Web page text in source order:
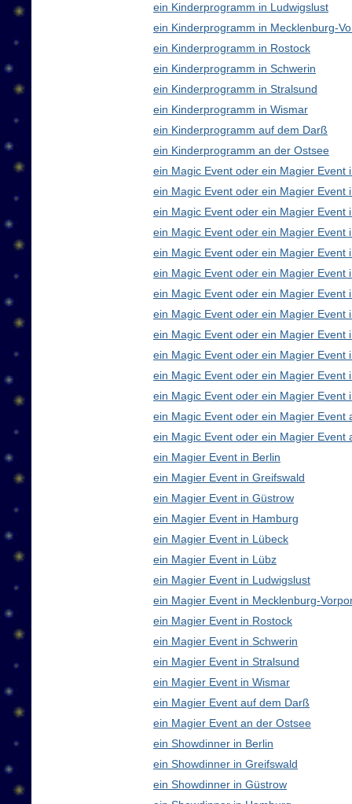
ein Kinderprogramm in Ludwigslust
ein Kinderprogramm in Mecklenburg-
ein Kinderprogramm in Rostock
ein Kinderprogramm in Schwerin
ein Kinderprogramm in Stralsund
ein Kinderprogramm in Wismar
ein Kinderprogramm auf dem Darß
ein Kinderprogramm an der Ostsee
ein Magic Event oder ein Magier Event
ein Magic Event oder ein Magier Event
ein Magic Event oder ein Magier Event
ein Magic Event oder ein Magier Event
ein Magic Event oder ein Magier Event
ein Magic Event oder ein Magier Event
ein Magic Event oder ein Magier Event
ein Magic Event oder ein Magier Event
ein Magic Event oder ein Magier Event
ein Magic Event oder ein Magier Event
ein Magic Event oder ein Magier Event
ein Magic Event oder ein Magier Event
ein Magic Event oder ein Magier Event
ein Magic Event oder ein Magier Event
ein Magier Event in Berlin
ein Magier Event in Greifswald
ein Magier Event in Güstrow
ein Magier Event in Hamburg
ein Magier Event in Lübeck
ein Magier Event in Lübz
ein Magier Event in Ludwigslust
ein Magier Event in Mecklenburg-
ein Magier Event in Rostock
ein Magier Event in Schwerin
ein Magier Event in Stralsund
ein Magier Event in Wismar
ein Magier Event auf dem Darß
ein Magier Event an der Ostsee
ein Showdinner in Berlin
ein Showdinner in Greifswald
ein Showdinner in Güstrow